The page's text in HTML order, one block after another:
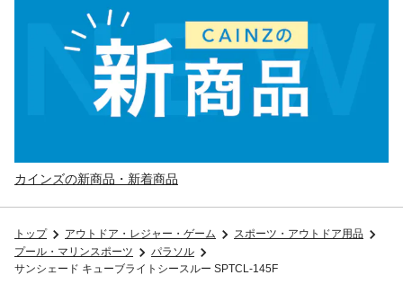
カインズの新商品・新着商品
トップ アウトドア・レジャー・ゲーム
スポーツ・アウトドア用品
プール・マリンスポーツ
パラソル
サンシェード キューブライトシースルー SPTCL-145F